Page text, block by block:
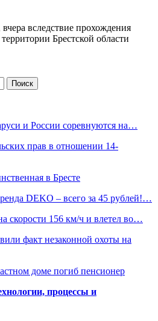
вследствие прохождения
Брестской области
и России соревнуются на…
прав в отношении 14-
в Бресте
DEKO – всего за 45 рублей!…
скорости 156 км/ч и влетел во…
факт незаконной охоты на
доме погиб пенсионер
процессы и